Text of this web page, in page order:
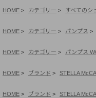
HOME カテゴリー すべてのシ
HOME カテゴリー パンプス
HOME カテゴリー パンプス
HOME ブランド STELLA
HOME ブランド STELLA